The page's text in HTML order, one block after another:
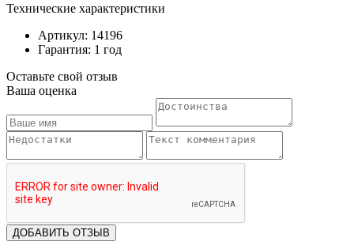
Технические характеристики
Артикул: 14196
Гарантия: 1 год
Оставьте свой отзыв
Ваша оценка
ДОБАВИТЬ ОТЗЫВ